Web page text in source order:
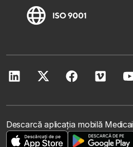
Descarcă aplicația mobilă Medicai